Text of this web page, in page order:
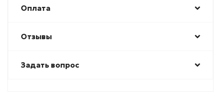
Оплата
Отзывы
Задать вопрос